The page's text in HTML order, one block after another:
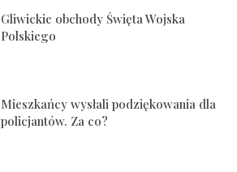
Gliwickie obchody Święta Wojska
Polskiego
Mieszkańcy wysłali podziękowania dla
policjantów. Za co?